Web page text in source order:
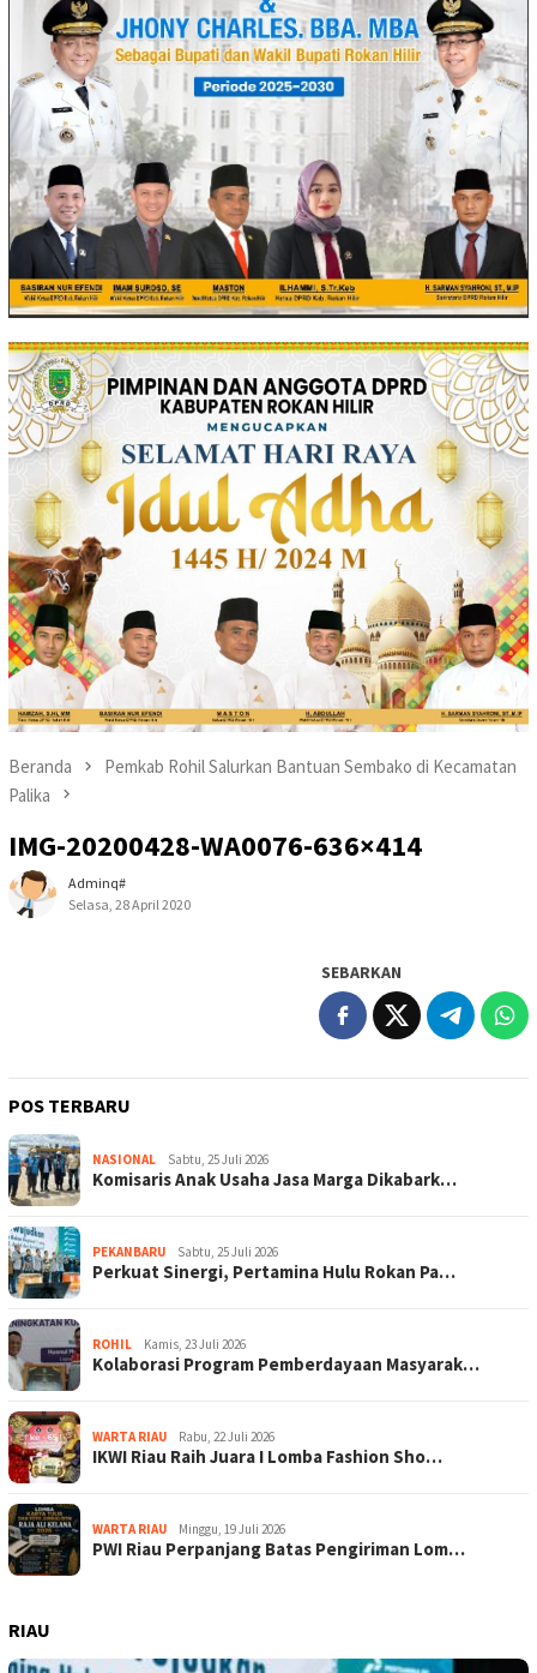
Beranda
Pemkab Rohil Salurkan Bantuan Sembako di Kecamatan
Palika
IMG-20200428-WA0076-636×414
Adminq#
Selasa, 28 April 2020
SEBARKAN
POS TERBARU
NASIONAL Sabtu, 25 Juli 2026
Komisaris Anak Usaha Jasa Marga Dikabark…
PEKANBARU Sabtu, 25 Juli 2026
Perkuat Sinergi, Pertamina Hulu Rokan Pa…
ROHIL Kamis, 23 Juli 2026
Kolaborasi Program Pemberdayaan Masyarak…
WARTA RIAU Rabu, 22 Juli 2026
IKWI Riau Raih Juara I Lomba Fashion Sho…
WARTA RIAU Minggu, 19 Juli 2026
PWI Riau Perpanjang Batas Pengiriman Lom…
RIAU